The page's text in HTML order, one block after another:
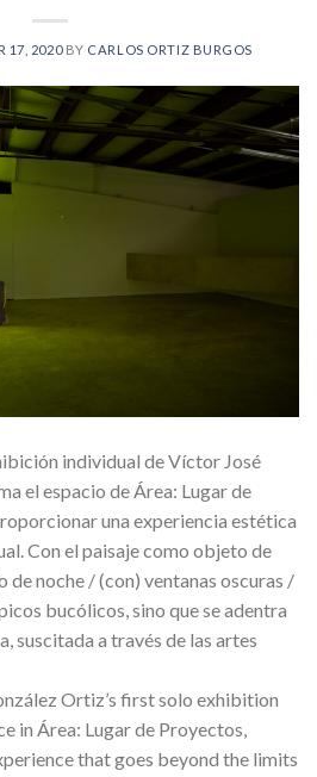
17, 2020BY CARLOS ORTIZ BURGOS
individual de Víctor José
el espacio de Área: Lugar de
una experiencia estética
Con el paisaje como objeto de
de noche / (con) ventanas oscuras /
bucólicos, sino que se adentra
suscitada a través de las artes
Ortiz’s first solo exhibition
in Área: Lugar de Proyectos,
that goes beyond the limits